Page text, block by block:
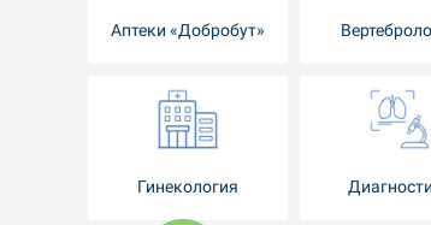
Аптеки «Добробут»
Гинекология